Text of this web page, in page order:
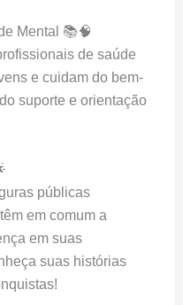
Mental 📚🧠
de saúde
e cuidam do bem-
suporte e orientação
públicas
em comum a
em suas
suas histórias